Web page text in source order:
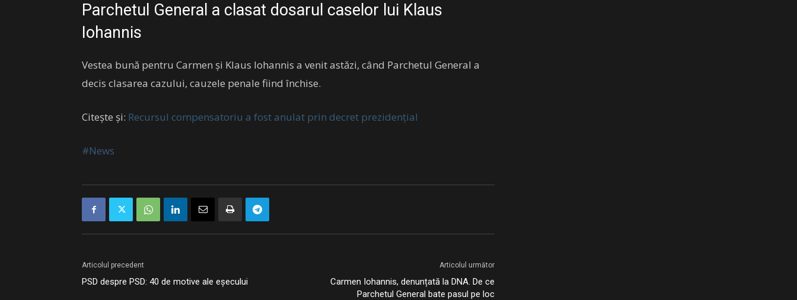
Parchetul General a clasat dosarul caselor lui Klaus
Iohannis
Vestea bună pentru Carmen și Klaus Iohannis a venit astăzi, când Parchetul General a
decis clasarea cazului, cauzele penale fiind închise.
Citește și: Recursul compensatoriu a fost anulat prin decret prezidențial
#News
Articolul precedent
PSD despre PSD: 40 de motive ale eșecului
Articolul următor
Carmen Iohannis, denunțată la DNA. De ce
Parchetul General bate pasul pe loc